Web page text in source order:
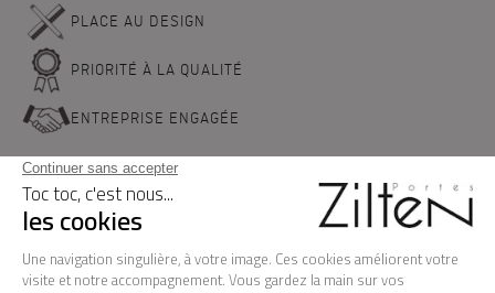
PLACE AU DESIGN
PRIORITÉ À LA QUALITÉ
ENTREPRISE ENGAGÉE
NOS PORTES D'ENTREE
LA MARQUE